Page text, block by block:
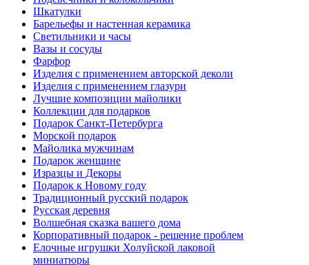
Шкатулки
Барельефы и настенная керамика
Светильники и часы
Вазы и сосуды
Фарфор
Изделия с применением авторской деколи
Изделия с применением глазури
Лучшие композиции майолики
Коллекции для подарков
Подарок Санкт-Петербурга
Морской подарок
Майолика мужчинам
Подарок женщине
Изразцы и Декоры
Подарок к Новому году
Традиционный русский подарок
Русская деревня
Волшебная сказка вашего дома
Корпоративный подарок - решение проблем
Елочные игрушки Холуйской лаковой
миниатюры